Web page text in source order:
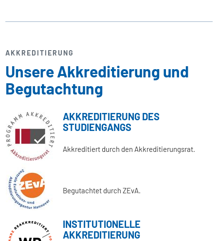
AKKREDITIERUNG
Unsere Akkreditierung und
Begutachtung
AKKREDITIERUNG DES
STUDIENGANGS
Akkreditiert durch den Akkreditierungsrat.
Begutachtet durch ZEvA.
INSTITUTIONELLE
AKKREDITIERUNG